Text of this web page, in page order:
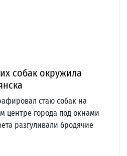
собак окружила
стаю собак на
центре города под окнами
разгуливали бродячие